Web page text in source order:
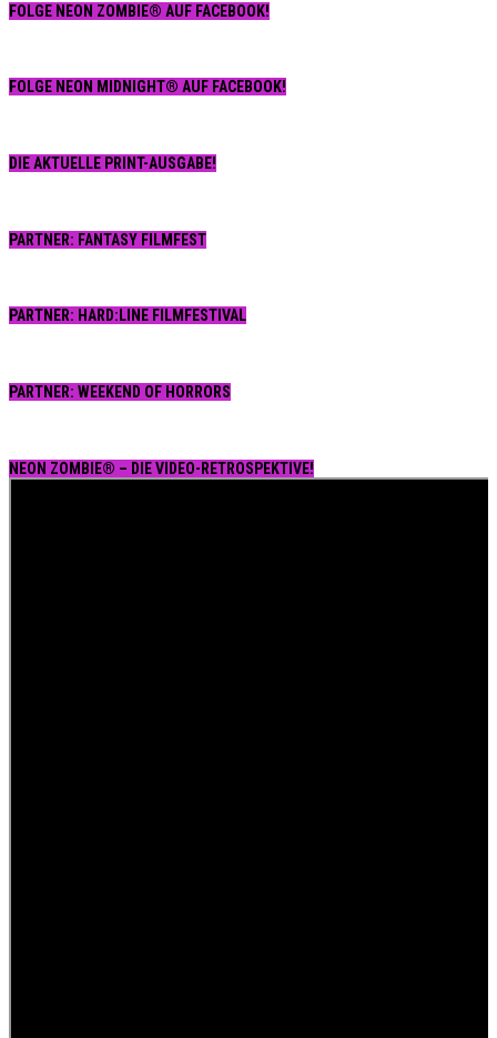
FOLGE NEON ZOMBIE® AUF FACEBOOK!
FOLGE NEON MIDNIGHT® AUF FACEBOOK!
DIE AKTUELLE PRINT-AUSGABE!
PARTNER: FANTASY FILMFEST
PARTNER: HARD:LINE FILMFESTIVAL
PARTNER: WEEKEND OF HORRORS
NEON ZOMBIE® – DIE VIDEO-RETROSPEKTIVE!